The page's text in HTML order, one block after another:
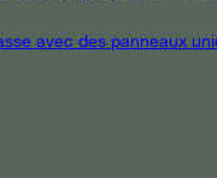
avec des panneaux